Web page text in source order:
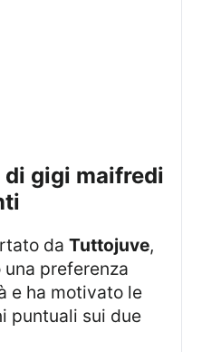
daTuttojuve,
preferenza
e ha motivato le
puntuali sui due